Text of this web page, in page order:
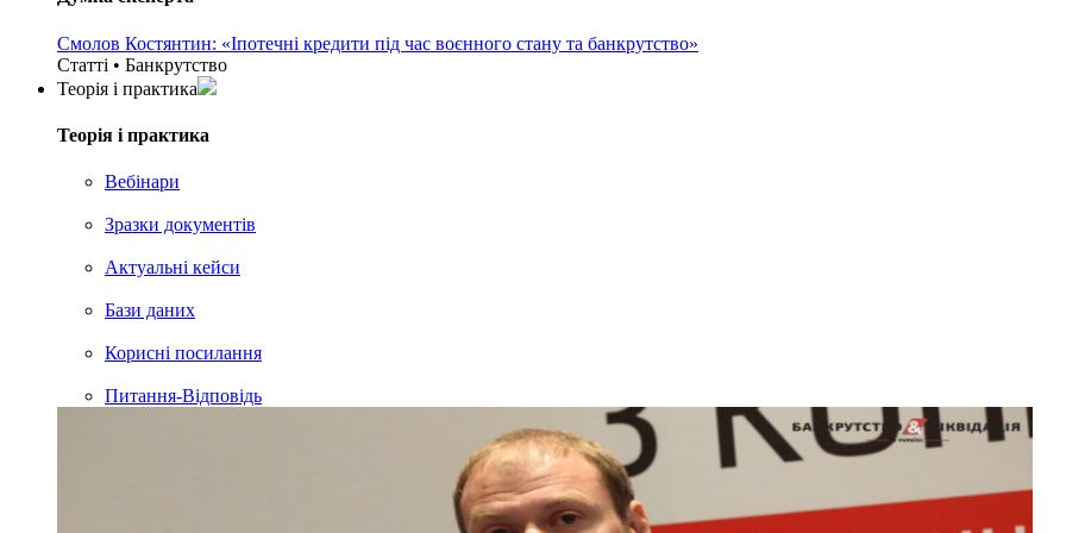
Смолов Костянтин: «Іпотечні кредити під час воєнного стану та банкрутство»
Статті • Банкрутство
Теорія i практика
Теорія i практика
Вебінари
Зразки документів
Актуальні кейси
Бази даних
Корисні посилання
Питання-Відповідь